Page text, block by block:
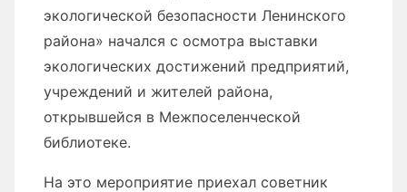
экологической безопасности Ленинского
района» начался с осмотра выставки
экологических достижений предприятий,
учреждений и жителей района,
открывшейся в Межпоселенческой
библиотеке.
На это мероприятие приехал советник